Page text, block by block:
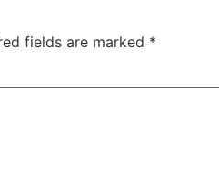
fields are marked *